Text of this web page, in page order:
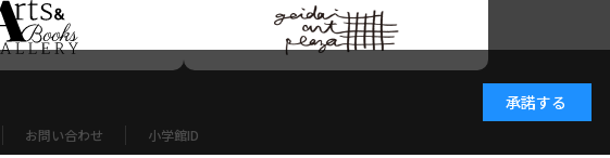
お問い合わせ 小学館ID
承諾する